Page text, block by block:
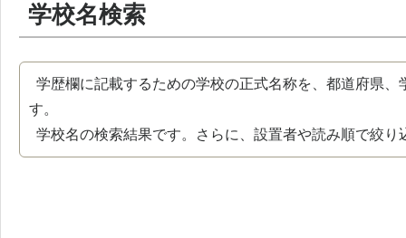
学校名検索
学歴欄に記載するための学校の正式名称を、都道府県
す。
学校名の検索結果です。さらに、設置者や読み順で絞り